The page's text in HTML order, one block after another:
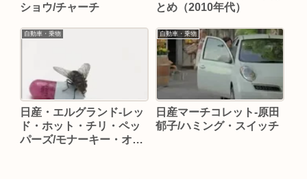
ショウ/チャーチ
とめ（2010年代）
自動車・乗物
日産・エルグランド-レッ
ド・ホット・チリ・ペッ
パーズ/モナーキー・オ
自動車・乗物
日産マーチコレット-原田
郁子/ハミング・スイッチ